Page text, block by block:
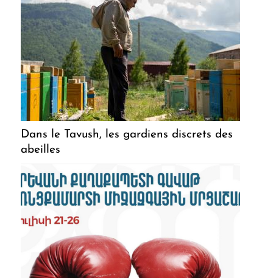
Dans le Tavush, les gardiens discrets des
abeilles